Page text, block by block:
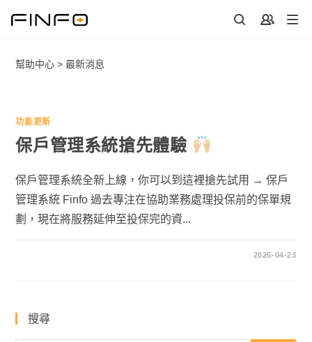
幫助中心 >最新消息
功能更新
保戶管理系統搶先體驗
保戶管理系統全新上線，你可以到這裡搶先試用 → 保戶
管理系統 Finfo 過去專注在協助業務處理投保前的保單規
劃，現在將服務延伸至投保完的資...
2025-04-23
搜尋